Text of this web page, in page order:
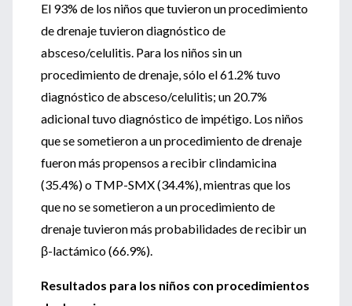
El 93% de los niños que tuvieron un procedimiento
de drenaje tuvieron diagnóstico de
absceso/celulitis. Para los niños sin un
procedimiento de drenaje, sólo el 61.2% tuvo
diagnóstico de absceso/celulitis; un 20.7%
adicional tuvo diagnóstico de impétigo. Los niños
que se sometieron a un procedimiento de drenaje
fueron más propensos a recibir clindamicina
(35.4%) o TMP-SMX (34.4%), mientras que los
que no se sometieron a un procedimiento de
drenaje tuvieron más probabilidades de recibir un
β-lactámico (66.9%).
Resultados para los niños con procedimientos